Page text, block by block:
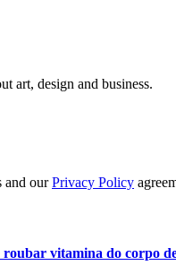
art, design and business.
and ourPrivacy Policy
vitamina do corpo